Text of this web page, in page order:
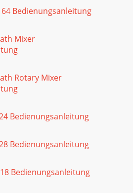
64 Bedienungsanleitung
Mixer
Rotary Mixer
Bedienungsanleitung
Bedienungsanleitung
Bedienungsanleitung